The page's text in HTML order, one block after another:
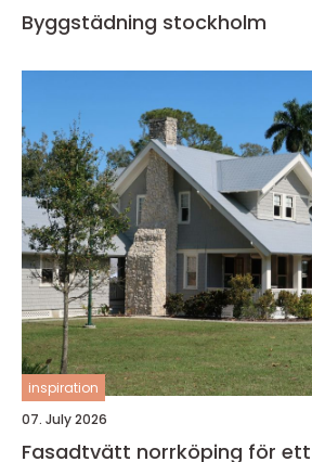
Byggstädning stockholm
inspiration
07. July 2026
Fasadtvätt norrköping för